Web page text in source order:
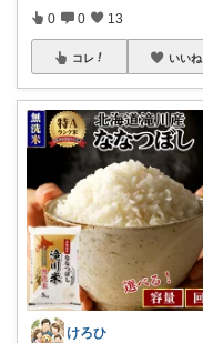
0 0 13
コレ いいね
けろひ